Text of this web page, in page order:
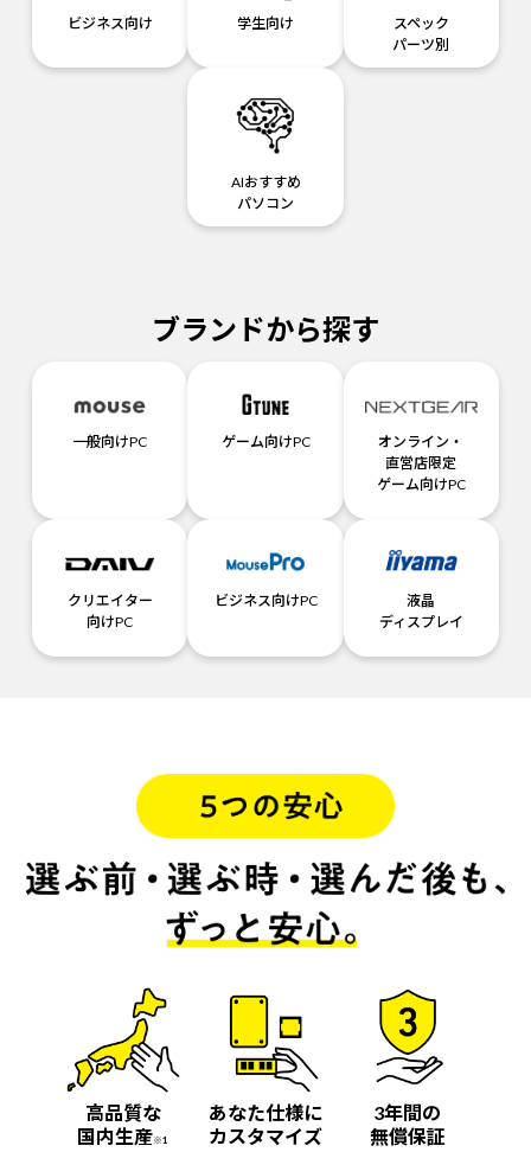
ビジネス向け 学生向け
スペック
パーツ別
AIおすすめ
パソコン
ブランドから探す
一般向けPC ゲーム向けPC
オンライン・
直営店限定
ゲーム向けPC
クリエイター
向けPC
ビジネス向けPC
液晶
ディスプレイ
高品質な
国内生産※1
あなた仕様に
カスタマイズ
3年間の
無償保証